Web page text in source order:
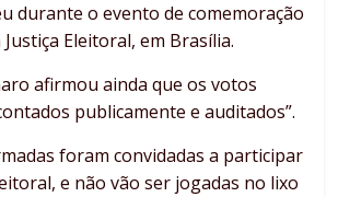
durante o evento de comemoração
Eleitoral, em Brasília.
afirmou ainda que os votos
publicamente e auditados”.
foram convidadas a participar
e não vão ser jogadas no lixo